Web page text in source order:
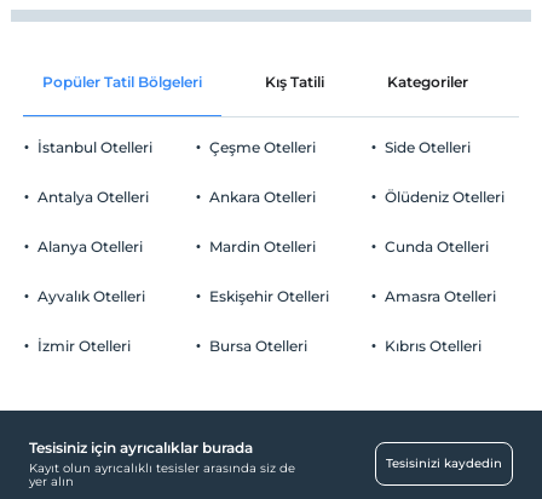
Popüler Tatil Bölgeleri Kış Tatili Kategoriler
İstanbul Otelleri
Antalya Otelleri
Alanya Otelleri
Ayvalık Otelleri
İzmir Otelleri
Çeşme Otelleri
Ankara Otelleri
Mardin Otelleri
Eskişehir Otelleri
Bursa Otelleri
Side Otelleri
Ölüdeniz Otelleri
Cunda Otelleri
Amasra Otelleri
Kıbrıs Otelleri
Tesisiniz için ayrıcalıklar burada
Kayıt olun ayrıcalıklı tesisler arasında siz de
yer alın
Tesisinizi kaydedin